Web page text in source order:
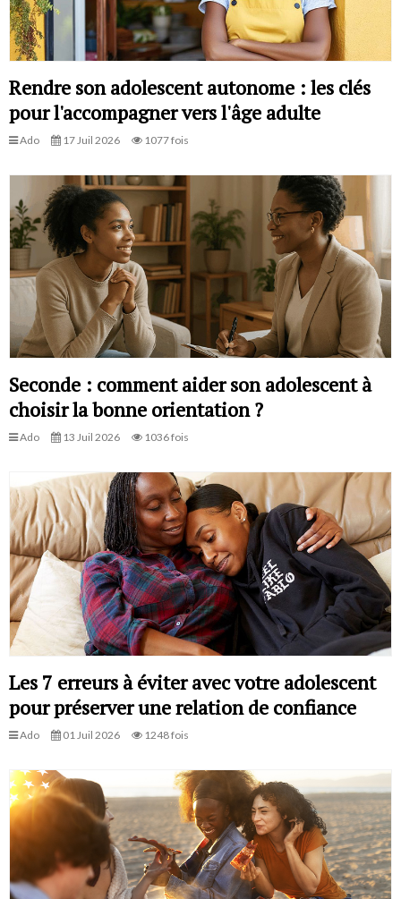
Rendre son adolescent autonome : les clés
pour l'accompagner vers l'âge adulte
Ado 17 Juil 2026 1077 fois
Seconde : comment aider son adolescent à
choisir la bonne orientation ?
Ado 13 Juil 2026 1036 fois
Les 7 erreurs à éviter avec votre adolescent
pour préserver une relation de confiance
Ado 01 Juil 2026 1248 fois